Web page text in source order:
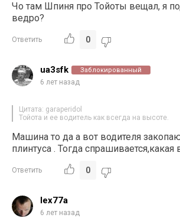
Чо там Шпиня про Тойоты вещал, я
ведро?
Ответить 0
ua3sfk Заблокированный
6 лет назад
Цитата: garaperidol
Тойота и ее водитель как всегда на высоте.
Машина то да а вот водителя
плинтуса . Тогда спрашивается,какая
Ответить 0
lex77a
6 лет назад